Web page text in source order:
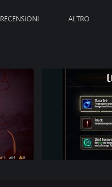
RECENSIONI ALTRO